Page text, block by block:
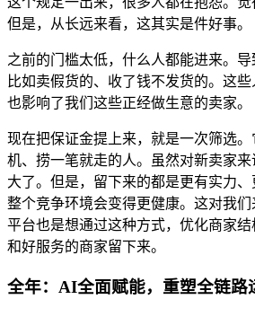
但是，从长远来看，这其实是件好事。
之前的门槛太低，什么人都能进来。导
比如卖假货的、收了钱不发货的。这些
也影响了我们这些正经做生意的卖家。
现在把保证金提上来，就是一次筛选
机、捞一笔就走的人。虽然对新卖家
大了。但是，留下来的都是更有实力、
整个竞争环境会变得更健康。这对我们
平台也是想通过这种方式，优化商家
和好服务的商家留下来。
全年：AI全面赋能，重塑全链路